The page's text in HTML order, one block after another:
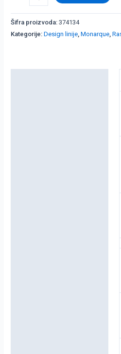
Šifra proizvoda:374134
Kategorije:Design linije,Monarque,